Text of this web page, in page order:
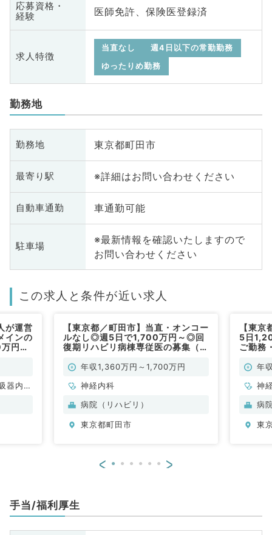
応募資格・
経験
医師免許、保険医登録済
求人特徴
当直なし
週4日以下の常勤勤務
ゆったりめ勤務
勤務地
勤務地 東京都町田市
最寄り駅 ※詳細はお問い合わせください
自動車通勤 車通勤可能
駐車場
※最新情報を確認いたしますので
お問い合わせください
この求人と条件が近い求人
が運営
インの
円～
器内
【東京都／町田市】当直・オンコー
ルなし◎週5日で1,700万円～◎回
復期リハビリ病棟専従医の募集（神
年収1,360万円～1,700万円
神経内科
病院（リハビリ）
東京都町田市
【東
5日
ご勤務
内科／
年
神
病
東
< >
手当/福利厚生